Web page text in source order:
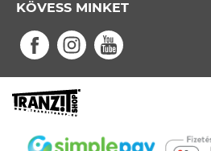
KÖVESS MINKET